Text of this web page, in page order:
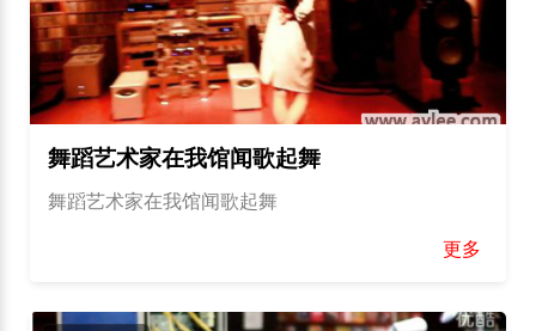
舞蹈艺术家在我馆闻歌起舞
舞蹈艺术家在我馆闻歌起舞
更多